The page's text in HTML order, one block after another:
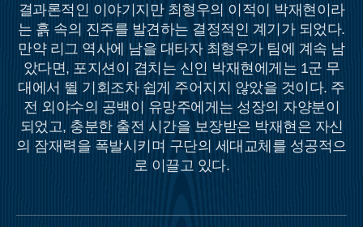
결과론적인 이야기지만 최형우의 이적이 박재현이라
는 흙 속의 진주를 발견하는 결정적인 계기가 되었다.
만약 리그 역사에 남을 대타자 최형우가 팀에 계속 남
았다면, 포지션이 겹치는 신인 박재현에게는 1군 무
대에서 뛸 기회조차 쉽게 주어지지 않았을 것이다. 주
전 외야수의 공백이 유망주에게는 성장의 자양분이
되었고, 충분한 출전 시간을 보장받은 박재현은 자신
의 잠재력을 폭발시키며 구단의 세대교체를 성공적으
로 이끌고 있다.